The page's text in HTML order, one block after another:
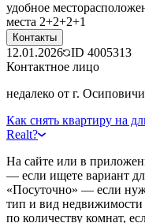
удобное
места 2+2+2+1
Контакты
12.01.2026 ID 4005313
Контактное лицо
недалеко от г.
Как снять квартиру на
Realt?
На сайте или в
— если ищете вариант
«Посуточно» — если
тип и вид
по количеству комнат,